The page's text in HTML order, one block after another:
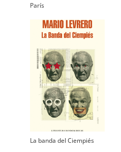
París
La banda del Ciempiés